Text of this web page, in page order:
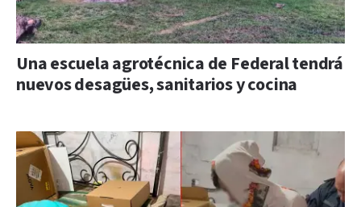
Una escuela agrotécnica de Federal tendrá
nuevos desagües, sanitarios y cocina